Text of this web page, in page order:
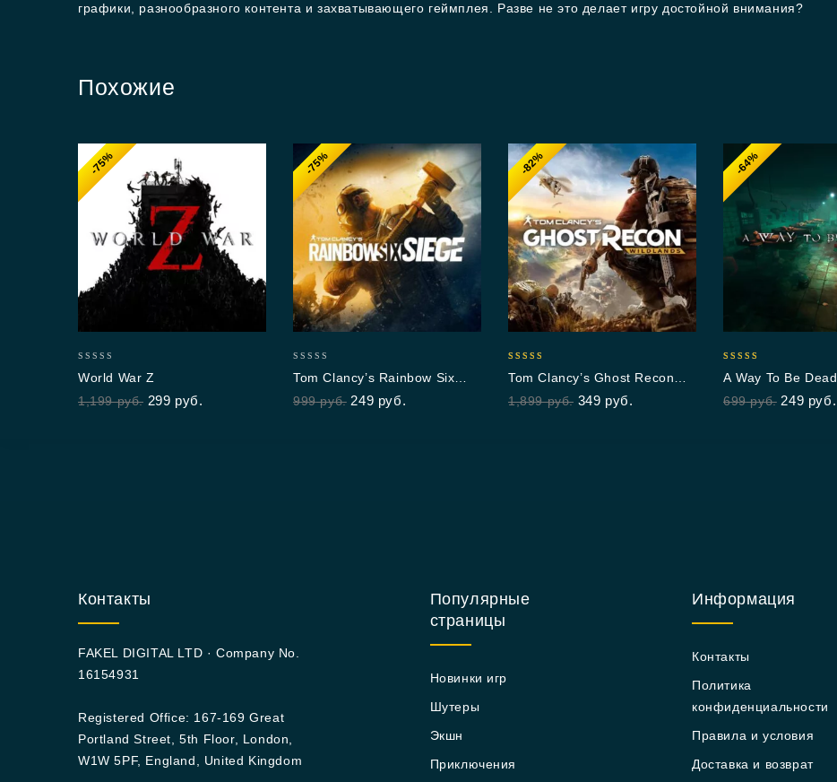
графики, разнообразного контента и захватывающего геймплея. Разве не это делает игру достойной внимания?
Похожие
-75%
out
of
World War Z
1,199руб. 299 руб.
-75%
out
of
Tom Clancy’s Rainbow Six
Siege
999руб. 249 руб.
-82%
out of 5
Tom Clancy’s Ghost Recon®
Wildlands
1,899руб. 349 руб.
-64%
out of 5
A Way To Be Dead
699руб. 249 руб.
Контакты
FAKEL DIGITAL LTD · Company No.
16154931
Registered Office: 167-169 Great
Portland Street, 5th Floor, London,
W1W 5PF, England, United Kingdom
Популярные
страницы
Новинки игр
Шутеры
Экшн
Приключения
Информация
Контакты
Политика
конфиденциальности
Правила и условия
Доставка и возврат